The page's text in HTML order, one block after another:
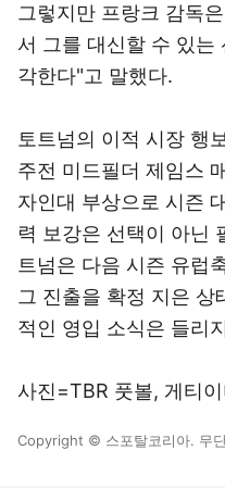
그렇지만 프랑크 감독
서 그를 대신할 수 있는
각한다"고 말했다.
토트넘의 이적 시장 행
주전 미드필더 제임스
자인대 부상으로 시즌
력 보강은 선택이 아닌
트넘은 다음 시즌 유럽
그 진출을 확정 지은 상
적인 영입 소식은 들리
사진=TBR 풋볼, 게티
Copyright © 스포탈코리아. 무